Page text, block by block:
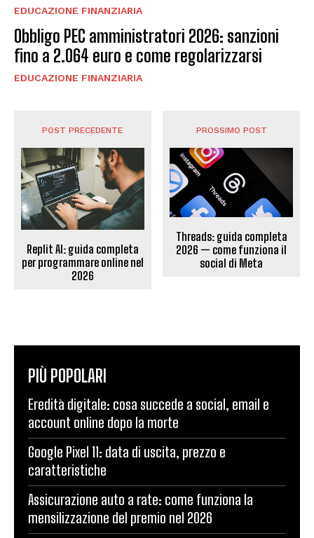
EDUCAZIONE FINANZIARIA
Obbligo PEC amministratori 2026: sanzioni
fino a 2.064 euro e come regolarizzarsi
EDUCAZIONE FINANZIARIA
POST PRECEDENTE
Replit AI: guida completa
per programmare online nel
2026
PROSSIMO POST
Threads: guida completa
2026 — come funziona il
social di Meta
PIÙ POPOLARI
Eredità digitale: cosa succede a social, email e
account online dopo la morte
Google Pixel 11: data di uscita, prezzo e
caratteristiche
Assicurazione auto a rate: come funziona la
mensilizzazione del premio nel 2026